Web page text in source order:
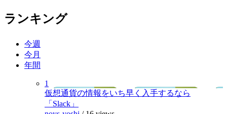
ランキング
今週
今月
年間
1
仮想通貨の情報をいち早く入手するなら
「Slack」